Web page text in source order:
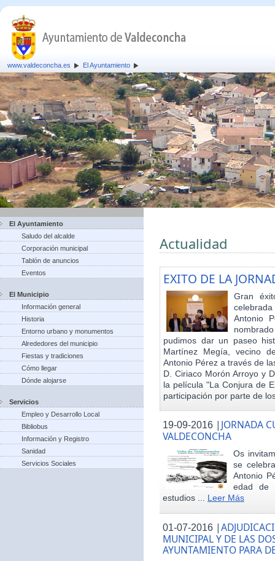
www.valdeconcha.es El Ayuntamiento
El Ayuntamiento
Saludo del alcalde
Corporación municipal
Tablón de anuncios
Eventos
El Municipio
Información general
Historia
Entorno urbano y monumentos
Alrededores del municipio
Fiestas y tradiciones
Cómo llegar
Dónde alojarse
Servicios
Empleo y Desarrollo Local
Bibliobus
Información y Registro
Sanidad
Servicios Sociales
Actualidad
EXITO DE LA
Gran
Antonio
pudimos dar un paseo
Martínez Megía, vecino
Antonio Pérez a través de
D. Ciriaco Morón Arroyo y
la película "La Conjura de
participación por parte de
19-09-2016 | JORNADA
VALDECONCHA
Os
se
Antonio
edad de
estudios ... Leer Más
01-07-2016 |
MUNICIPAL Y DE LAS
AYUNTAMIENTO PARA